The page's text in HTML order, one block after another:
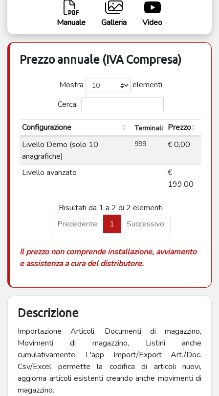
Manuale Galleria Video
Prezzo annuale (IVA Compresa)
Mostra
elementi
Cerca:
Configurazione Terminali Prezzo
Livello Demo (solo 10
anagrafiche)
999 € 0,00
Livello avanzato
€
199,00
Risultati da 1 a 2 di 2 elementi
Precedente
1 Successivo
Il prezzo non comprende installazione, avviamento
e assistenza a cura del distributore.
Descrizione
Importazione Articoli, Documenti di magazzino,
Movimenti di magazzino, Listini anche
cumulativamente. L'app Import/Export Art./Doc.
Csv/Excel permette la codifica di articoli nuovi,
aggiorna articoli esistenti creando anche movimenti di
magazzino.